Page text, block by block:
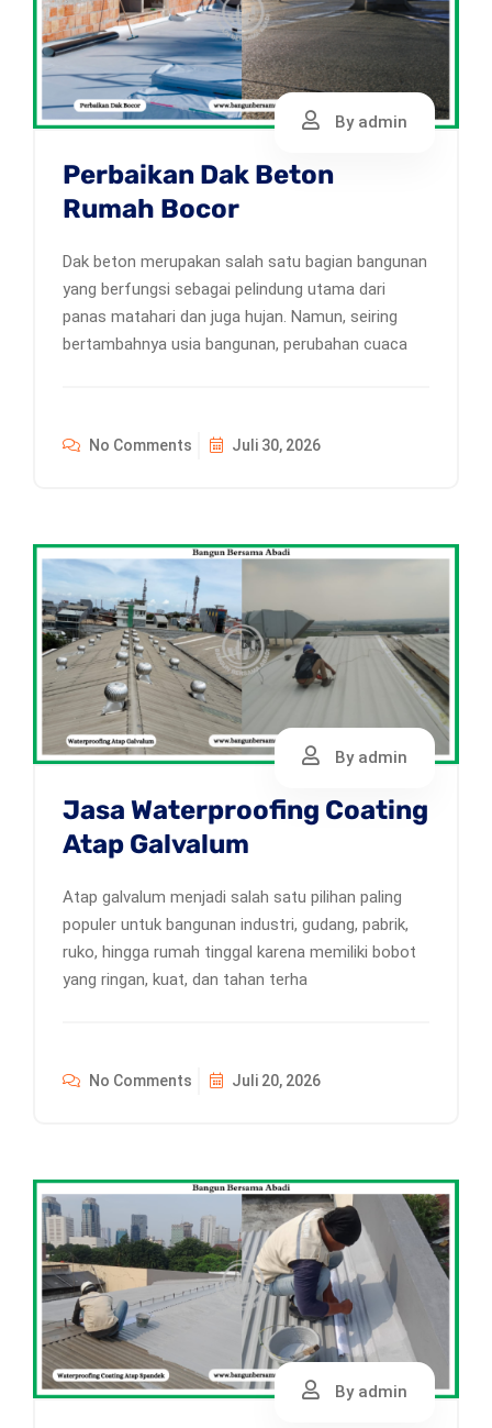
By admin
Perbaikan Dak Beton
Rumah Bocor
Dak beton merupakan salah satu bagian bangunan
yang berfungsi sebagai pelindung utama dari
panas matahari dan juga hujan. Namun, seiring
bertambahnya usia bangunan, perubahan cuaca
No Comments Juli 30, 2026
By admin
Jasa Waterproofing Coating
Atap Galvalum
Atap galvalum menjadi salah satu pilihan paling
populer untuk bangunan industri, gudang, pabrik,
ruko, hingga rumah tinggal karena memiliki bobot
yang ringan, kuat, dan tahan terha
No Comments Juli 20, 2026
By admin